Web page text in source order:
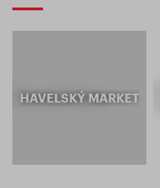
HAVELSKÝ MARKET